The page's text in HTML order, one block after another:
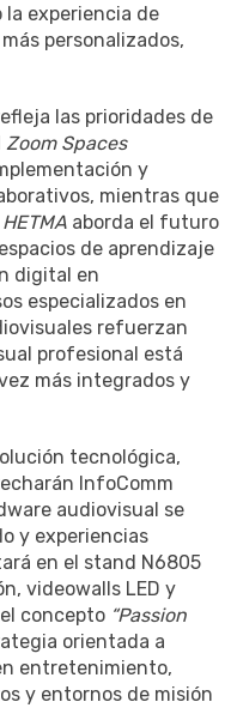
experiencia de
personalizados,
las prioridades de
Zoom Spaces
y
mientras que
aborda el futuro
de aprendizaje
digital en
especializados en
refuerzan
profesional está
más integrados y
tecnológica,
InfoComm
audiovisual se
y experiencias
en el stand N6805
videowalls LED y
concepto “Passion
orientada a
entretenimiento,
y entornos de misión